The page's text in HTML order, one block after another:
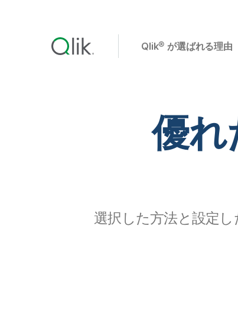
Qlik® が選ばれる理由
優れ
選択した方法と設定